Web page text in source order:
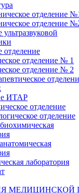
отделение
отделение
ультразвуковой
отделение № 1
отделение № 2
ИТАР
отделение
отделение
лаборатория